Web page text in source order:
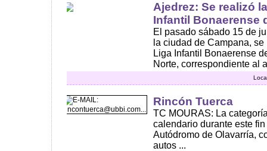
Ajedrez: Se realizó
Infantil Bonaerense
El pasado sábado 15 de
la ciudad de Campana,
Liga Infantil Bonaerense
Norte, correspondiente al
Rincón Tuerca
TC MOURAS: La
calendario durante este
Autódromo de Olavarría,
autos ...